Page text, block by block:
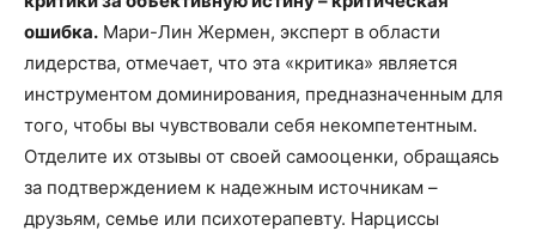
ошибка. Мари-Лин Жермен, эксперт в области
лидерства, отмечает, что эта «критика» является
инструментом доминирования, предназначенным для
того, чтобы вы чувствовали себя некомпетентным.
Отделите их отзывы от своей самооценки, обращаясь
за подтверждением к надежным источникам –
друзьям, семье или психотерапевту. Нарциссы